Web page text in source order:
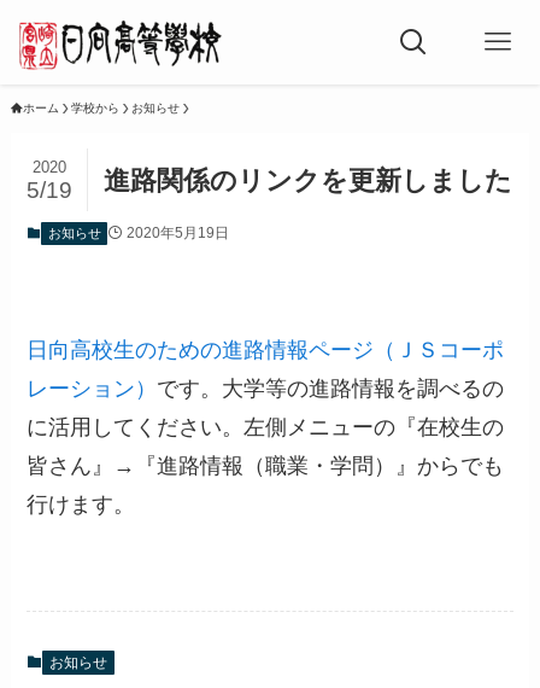
ホーム 学校から お知らせ
進路関係のリンクを更新しました
2020
5/19
お知らせ 2020年5月19日
日向高校生のための進路情報ページ（ＪＳコーポ
レーション） です。大学等の進路情報を調べるの
に活用してください。左側メニューの『在校生の
皆さん』→『進路情報（職業・学問）』からでも
行けます。
お知らせ